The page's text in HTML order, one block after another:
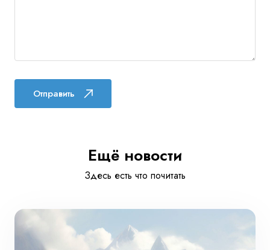
Отправить
Ещё новости
Здесь есть что почитать